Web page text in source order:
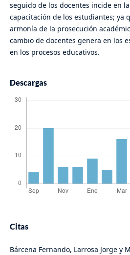
seguido de los docentes incide en
capacitación de los estudiantes; ya
armonía de la prosecución
cambio de docentes genera en los
en los procesos educativos.
Descargas
Citas
Bárcena Fernando, Larrosa Jorge y